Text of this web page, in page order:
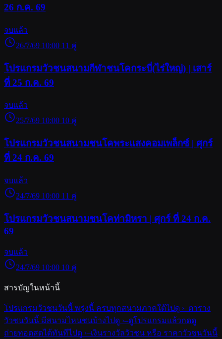
26 ก.ค. 69
จบแล้ว
26/7/69 10:00 11 คู่
โปรแกรมวัวชนสนามกีฬาชนโคกระบี่(ไร่ใหญ่) | เสาร์
ที่ 25 ก.ค. 69
จบแล้ว
25/7/69 10:00 10 คู่
โปรแกรมวัวชนสนามชนโคพระแสงคอมเพล็กซ์ | ศุกร์
ที่ 24 ก.ค. 69
จบแล้ว
24/7/69 10:00 11 คู่
โปรแกรมวัวชนสนามชนโคท่ามิหรา | ศุกร์ ที่ 24 ก.ค.
69
จบแล้ว
24/7/69 10:00 10 คู่
สารบัญในหน้านี้
โปรแกรมวัวชนวันนี้ พรุ่งนี้ ครบทุกสนามภาคใต้ไปดู ›–ตาราง
วัวชนวันนี้ มีสนามไหนชนบ้างไปดู ›–ดูโปรแกรมแล้วกดดู
ถ่ายทอดสดได้ทันทีไปดู ›–เงินรางวัลวัวชน หรือ ราคาวัวชนวันนี้